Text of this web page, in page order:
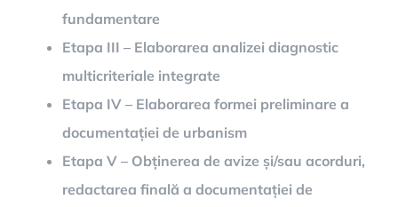
fundamentare
Etapa III – Elaborarea analizei diagnostic
multicriteriale integrate
Etapa IV – Elaborarea formei preliminare a
documentației de urbanism
Etapa V – Obținerea de avize și/sau acorduri,
redactarea finală a documentației de